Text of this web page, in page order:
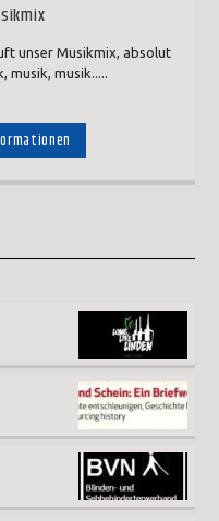
unser Musikmix, absolut
musik.....